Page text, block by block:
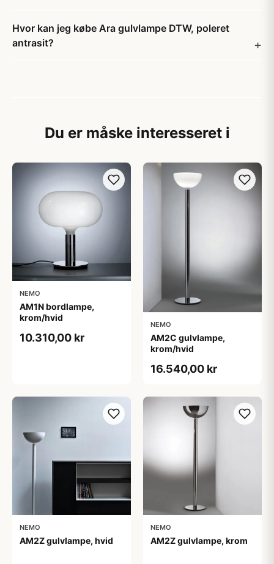
Hvor kan jeg købe Ara gulvlampe DTW, poleret
antrasit?
Du er måske interesseret i
NEMO
AM1N bordlampe,
krom/hvid
10.310,00 kr
NEMO
AM2C gulvlampe,
krom/hvid
16.540,00 kr
NEMO
AM2Z gulvlampe, hvid
NEMO
AM2Z gulvlampe, krom